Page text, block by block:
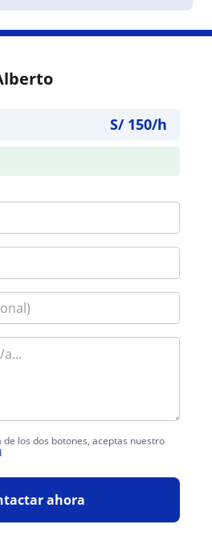
S/ 150/h
los dos botones, aceptas nuestro
ahora